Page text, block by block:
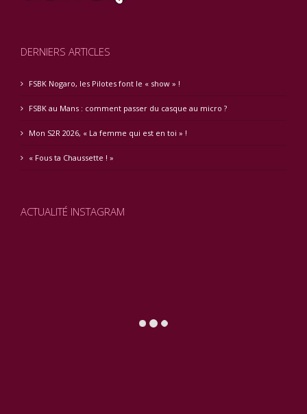
DERNIERS ARTICLES
FSBK Nogaro, les Pilotes font le « show » !
FSBK au Mans : comment passer du casque au micro ?
Mon S2R 2026, « La femme qui est en toi » !
« Fous ta Chaussette ! »
ACTUALITÉ INSTAGRAM